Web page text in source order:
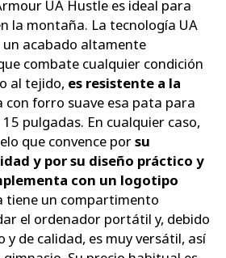
UA Hustle es ideal para
la montaña. La tecnología UA
acabado altamente
combate cualquier condición
al tejido, es resistente a la
con forro suave esa pata para
pulgadas. En cualquier caso,
que convence porsu
y por su diseño práctico y
con un logotipo
tiene un compartimento
el ordenador portátil y, debido
y de calidad, es muy versátil, así